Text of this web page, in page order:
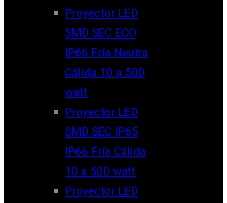
Proyector LED
SMD SEC ECO
IP66 Fría Neutra
Cálida 10 a 500
watt
Proyector LED
SMD SEC IP65
IP66 Fría Cálida
10 a 500 watt
Proyector LED